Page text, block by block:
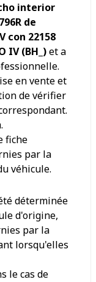
interior
de
con 22158
IV (BH_)et a
en vente et
de vérifier
fiche
par la
véhicule.
déterminée
d'origine,
par la
lorsqu'elles
le cas de